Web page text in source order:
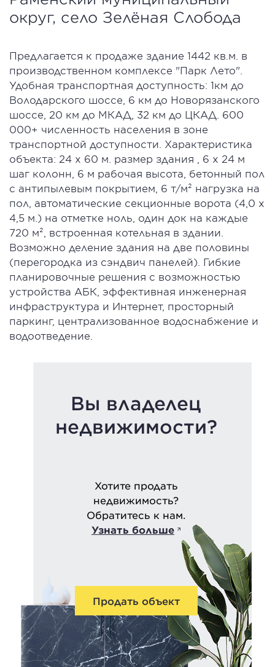
округ, село Зелёная Слобода
Предлагается к продаже здание 1442 кв.м. в
производственном комплексе "Парк Лето".
Удобная транспортная доступность: 1км до
Володарского шоссе, 6 км до Новорязанского
шоссе, 20 км до МКАД, 32 км до ЦКАД. 600
000+ численность населения в зоне
транспортной доступности. Характеристика
объекта: 24 х 60 м. размер здания , 6 х 24 м
шаг колонн, 6 м рабочая высота, бетонный пол
с антипылевым покрытием, 6 т/м² нагрузка на
пол, автоматические секционные ворота (4,0 х
4,5 м.) на отметке ноль, один док на каждые
720 м², встроенная котельная в здании.
Возможно деление здания на две половины
(перегородка из сэндвич панелей). Гибкие
планировочные решения с возможностью
устройства АБК, эффективная инженерная
инфраструктура и Интернет, просторный
паркинг, централизованное водоснабжение и
водоотведение.
Вы владелец
недвижимости?
Хотите продать
недвижимость?
Обратитесь к нам.
Узнать больше
Продать объект